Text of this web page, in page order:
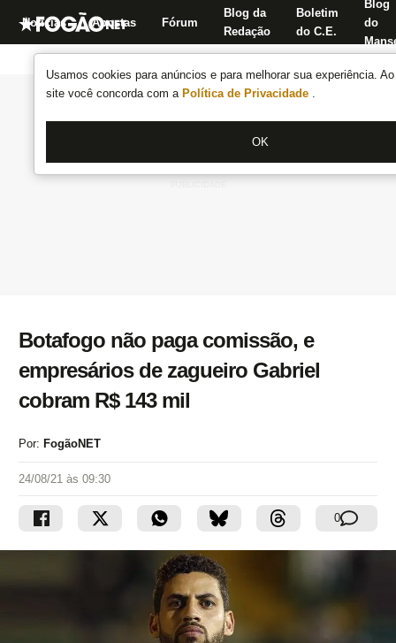
Usamos cookies para anúncios e para melhorar sua experiência.
site você concorda com a Política de Privacidade .
OK
Notícias Apostas Fórum
Blog da
Redação
Boletim
do C.E.
Blog
do
Botafogo não paga comissão, e
empresários de zagueiro Gabriel
cobram R$ 143 mil
Por: FogãoNET
24/08/21 às 09:30
0